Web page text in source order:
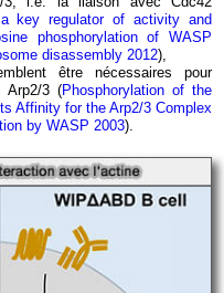
key regulator of activity and
phosphorylation of WASP
disassembly 2012),
être nécessaires pour
Arp2/3 (Phosphorylation of the
Affinity for the Arp2/3 Complex
by WASP 2003).